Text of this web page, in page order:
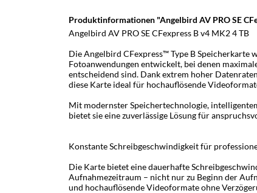
Produktinformationen "Angelbird AV PRO SE
Angelbird AV PRO SE CFexpress B v4 MK2 4 TB
Die Angelbird CFexpress™ Type B
Fotoanwendungen entwickelt, bei denen
entscheidend sind. Dank extrem hoher
diese Karte ideal für hochauflösende
Mit modernster Speichertechnologie,
bietet sie eine zuverlässige Lösung für
Konstante Schreibgeschwindigkeit für
Die Karte bietet eine dauerhafte
Aufnahmezeitraum – nicht nur zu Beginn der
und hochauflösende Videoformate ohne